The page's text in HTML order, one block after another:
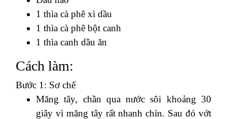
1 thìa cà phê xì dầu
1 thìa cà phê bột canh
1 thìa canh dầu ăn
Cách làm:
Bước 1: Sơ chế
Măng tây, chần qua nước sôi khoảng 30
giây vì măng tây rất nhanh chín. Sau đó vớt